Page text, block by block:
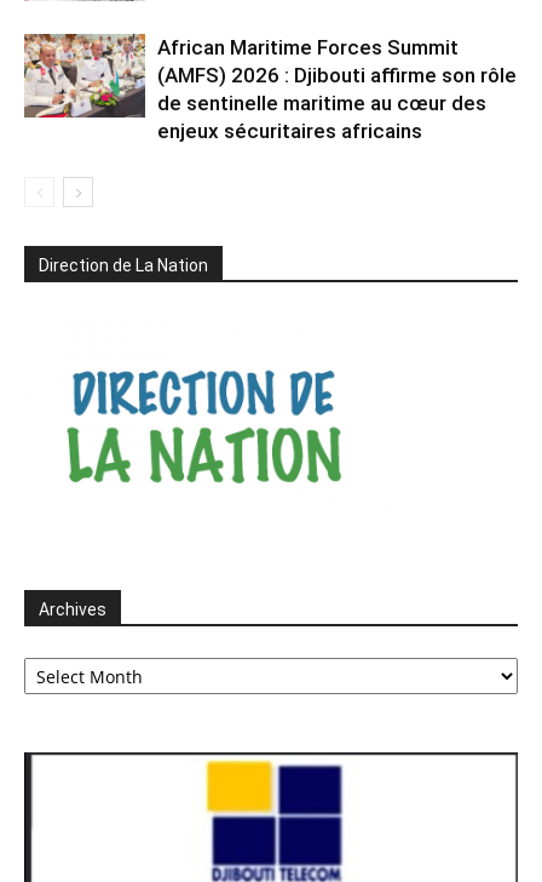
African Maritime Forces Summit
(AMFS) 2026 : Djibouti affirme son rôle
de sentinelle maritime au cœur des
enjeux sécuritaires africains
Direction de La Nation
Archives
Archives